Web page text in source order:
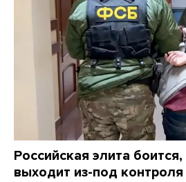
Российская элита
выходит из-под контроля